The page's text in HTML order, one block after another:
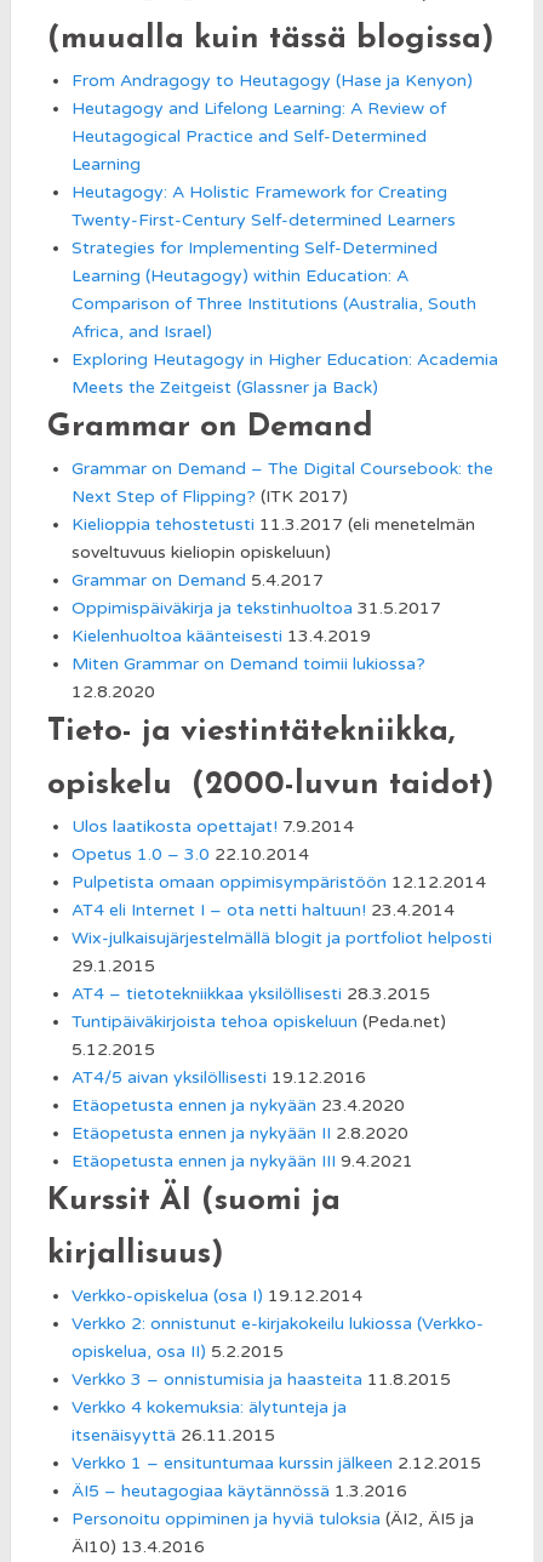
(muualla kuin tässä blogissa)
From Andragogy to Heutagogy (Hase ja Kenyon)
Heutagogy and Lifelong Learning: A Review of
Heutagogical Practice and Self-Determined
Learning
Heutagogy: A Holistic Framework for Creating
Twenty-First-Century Self-determined Learners
Strategies for Implementing Self-Determined
Learning (Heutagogy) within Education: A
Comparison of Three Institutions (Australia, South
Africa, and Israel)
Exploring Heutagogy in Higher Education: Academia
Meets the Zeitgeist (Glassner ja Back)
Grammar on Demand
Grammar on Demand – The Digital Coursebook: the
Next Step of Flipping? (ITK 2017)
Kielioppia tehostetusti 11.3.2017 (eli menetelmän
soveltuvuus kieliopin opiskeluun)
Grammar on Demand 5.4.2017
Oppimispäiväkirja ja tekstinhuoltoa 31.5.2017
Kielenhuoltoa käänteisesti 13.4.2019
Miten Grammar on Demand toimii lukiossa?
12.8.2020
Tieto- ja viestintätekniikka,
opiskelu (2000-luvun taidot)
Ulos laatikosta opettajat! 7.9.2014
Opetus 1.0 – 3.0 22.10.2014
Pulpetista omaan oppimisympäristöön 12.12.2014
AT4 eli Internet I – ota netti haltuun! 23.4.2014
Wix-julkaisujärjestelmällä blogit ja portfoliot helposti
29.1.2015
AT4 – tietotekniikkaa yksilöllisesti 28.3.2015
Tuntipäiväkirjoista tehoa opiskeluun (Peda.net)
5.12.2015
AT4/5 aivan yksilöllisesti 19.12.2016
Etäopetusta ennen ja nykyään 23.4.2020
Etäopetusta ennen ja nykyään II 2.8.2020
Etäopetusta ennen ja nykyään III 9.4.2021
Kurssit ÄI (suomi ja
kirjallisuus)
Verkko-opiskelua (osa I) 19.12.2014
Verkko 2: onnistunut e-kirjakokeilu lukiossa (Verkko-
opiskelua, osa II) 5.2.2015
Verkko 3 – onnistumisia ja haasteita 11.8.2015
Verkko 4 kokemuksia: älytunteja ja
itsenäisyyttä 26.11.2015
Verkko 1 – ensituntumaa kurssin jälkeen 2.12.2015
ÄI5 – heutagogiaa käytännössä 1.3.2016
Personoitu oppiminen ja hyviä tuloksia (ÄI2, ÄI5 ja
ÄI10) 13.4.2016